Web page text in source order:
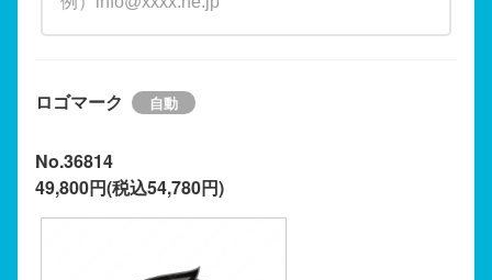
ロゴマーク
No.36814
49,800円(税込54,780円)